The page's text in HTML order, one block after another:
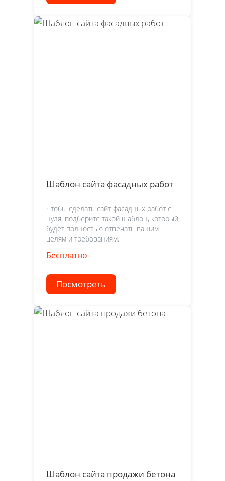
Шаблон сайта фасадных работ
Чтобы сделать сайт фасадных работ с
нуля, подберите такой шаблон, который
будет полностью отвечать вашим
целям и требованиям.
Бесплатно
Посмотреть
Шаблон сайта продажи бетона